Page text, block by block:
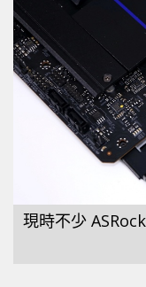
現時不少